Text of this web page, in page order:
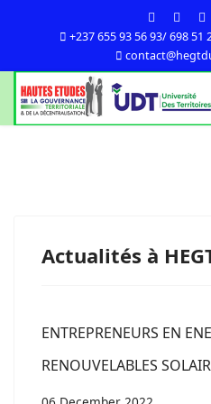
+237 655 93 56 93/ 698 51
Actualités à
ENTREPRENEURS EN
RENOUVELABLES